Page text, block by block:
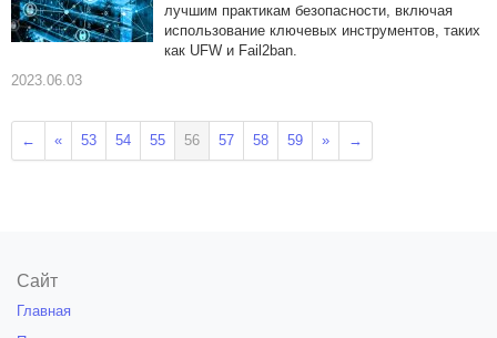
лучшим практикам безопасности, включая
использование ключевых инструментов, таких
как UFW и Fail2ban.
2023.06.03
← « 53 54 55 56 57 58 59 » →
Сайт
Главная